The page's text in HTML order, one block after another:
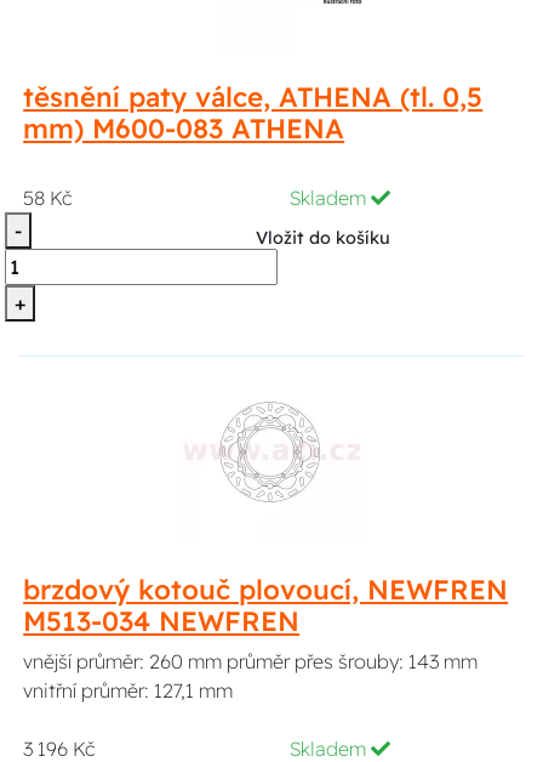
těsnění paty válce, ATHENA (tl. 0,5
mm) M600-083 ATHENA
58 Kč
Skladem
-
+
Vložit do košíku
brzdový kotouč plovoucí, NEWFREN
M513-034 NEWFREN
vnější průměr: 260 mm průměr přes šrouby: 143 mm
vnitřní průměr: 127,1 mm
3 196 Kč
Skladem